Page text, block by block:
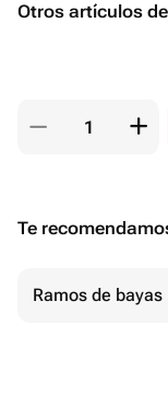
Otros artículos
Te
Ramos de bayas